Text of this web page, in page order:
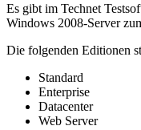
2008
RTM
60-
Es gibt im Technet
Windows 2008-Server
Die folgenden Editionen
Standard
Enterprise
Datacenter
Web Server